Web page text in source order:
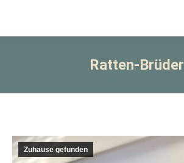
Ratten-Brüder
Zuhause gefunden